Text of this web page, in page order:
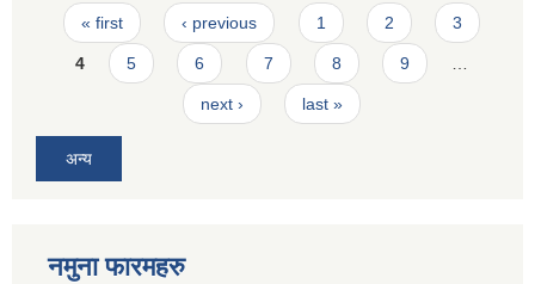
Pages
« first ‹ previous 1 2 3
4 5 6 7 8 9
next › last »
अन्य
नमुना फारमहरु